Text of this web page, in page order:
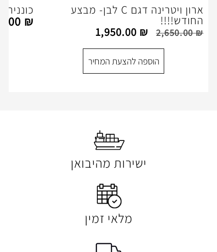
ארון ויטרינה דגם C לבן- מבצע
1,950.00
להצעת המחיר
כוננית פתוחה -
ישירות מהיבואן